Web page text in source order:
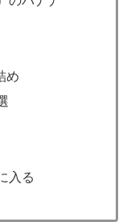
め
入る